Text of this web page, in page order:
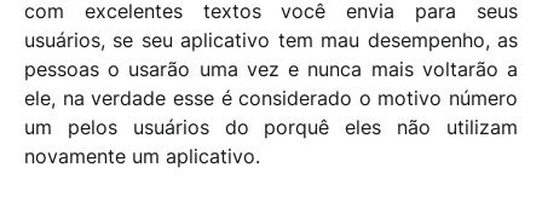
com excelentes textos você envia para seus
usuários, se seu aplicativo tem mau desempenho, as
pessoas o usarão uma vez e nunca mais voltarão a
ele, na verdade esse é considerado o motivo número
um pelos usuários do porquê eles não utilizam
novamente um aplicativo.